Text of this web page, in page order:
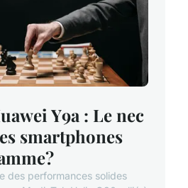
Y9a : Le nec
smartphones
des performances solides